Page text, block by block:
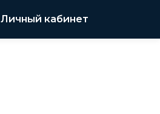
Личный кабинет